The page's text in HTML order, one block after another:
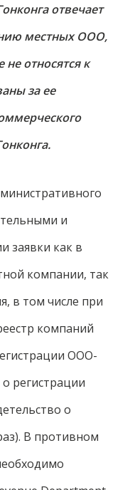
отвечает
местных ООО,
относятся к
за ее
и
заявки как в
компании, так
в том числе при
компаний
ООО-
регистрации
о
В противном